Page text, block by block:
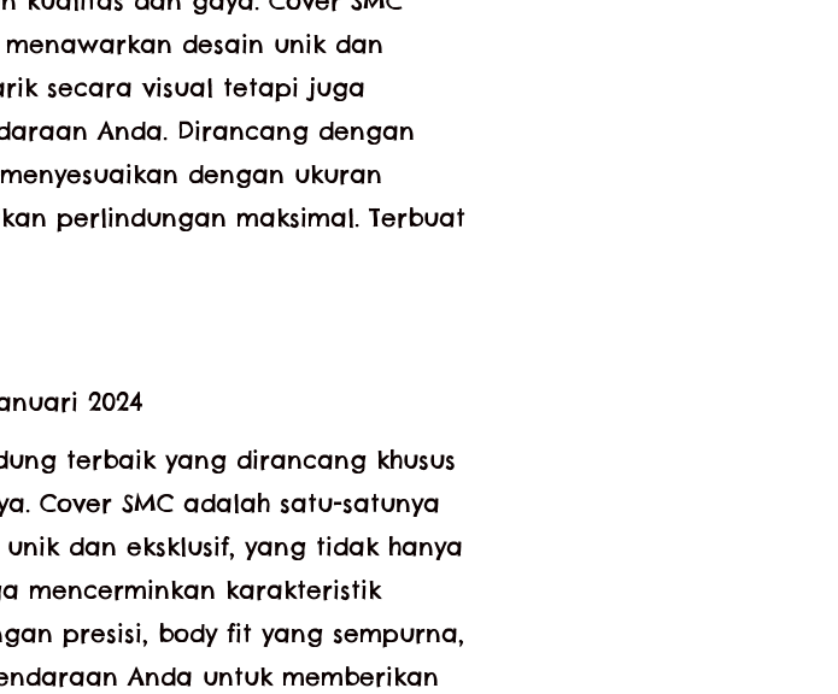
desain unik dan
secara visual tetapi juga
Anda. Dirancang dengan
dengan ukuran
perlindungan maksimal. Terbuat
2024
terbaik yang dirancang khusus
Cover SMC adalah satu-satunya
dan eksklusif, yang tidak hanya
mencerminkan karakteristik
presisi, body fit yang sempurna,
Anda untuk memberikan